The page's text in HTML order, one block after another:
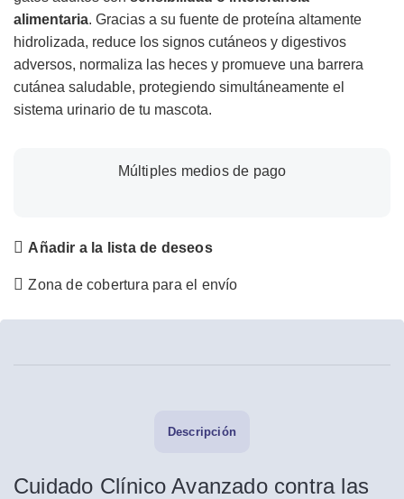
alimentaria. Gracias a su fuente de proteína altamente
hidrolizada, reduce los signos cutáneos y digestivos
adversos, normaliza las heces y promueve una barrera
cutánea saludable, protegiendo simultáneamente el
sistema urinario de tu mascota.
Múltiples medios de pago
Añadir a la lista de deseos
Zona de cobertura para el envío
Descripción
Cuidado Clínico Avanzado contra las